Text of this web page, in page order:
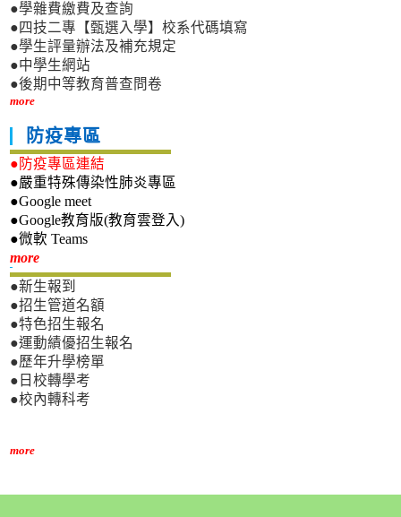
●學雜費繳費及查詢
●四技二專【甄選入學】校系代碼填寫
●學生評量辦法及補充規定
●中學生網站
●後期中等教育普查問卷
more
防疫專區
●防疫專區連結
●嚴重特殊傳染性肺炎專區
●Google meet
●Google教育版(教育雲登入)
●微軟 Teams
more新生專區
●新生報到
●招生管道名額
●特色招生報名
●運動績優招生報名
●歷年升學榜單
●日校轉學考
●校內轉科考
more